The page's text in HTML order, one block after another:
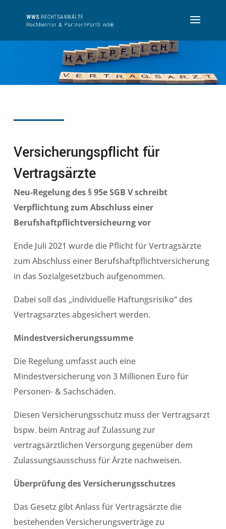
Versicherungspflicht für
Vertragsärzte
Neu-Regelung des § 95e SGB V schreibt
Verpflichtung zum Abschluss einer
Berufshaftpflichtversicheurng vor
Ende Juli 2021 wurde die Pflicht für Vertragsärzte
zum Abschluss einer Berufshaftpflichtversicherung
in das Sozialgesetzbuch aufgenommen.
Dabei soll das „individuelle Haftungsrisiko“ des
Vertragsarztes abgesichert werden.
Mindestversicherungssumme
Die Regelung umfasst auch eine
Mindestversicherung von 3 Millionen Euro für
Personen- & Sachschäden.
Diesen Versicherungsschutz muss der Vertragsarzt
bspw. beim Antrag auf Zulassung zur
vertragsärztlichen Versorgung gegenüber dem
Zulassungsausschuss für Ärzte nachweisen.
Überprüfung des Versicherungsschutzes
Das Gesetz gibt Anlass für Vertragsärzte die
bestehenden Versicherungsverträge zu